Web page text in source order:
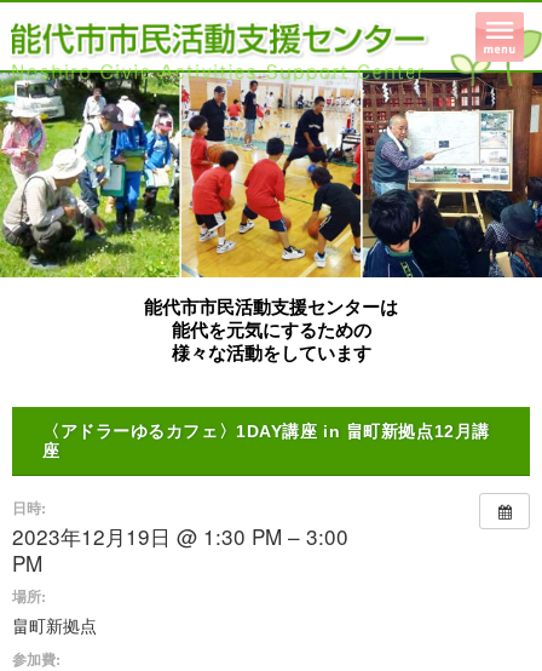
能代市市民活動支援センターは
能代を元気にするための
様々な活動をしています
〈アドラーゆるカフェ〉1DAY講座 in 畠町新拠点12月講
座
日時:
2023年12月19日 @ 1:30 PM – 3:00
PM
場所:
畠町新拠点
参加費: